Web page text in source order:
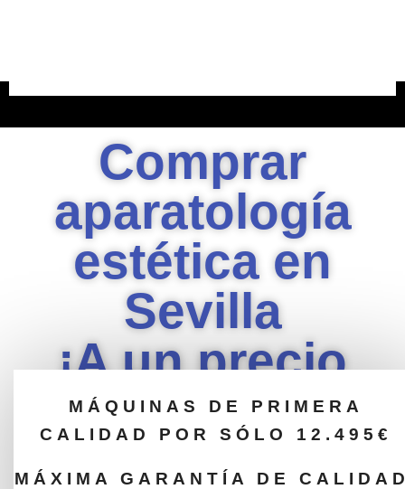
Comprar
aparatología
estética en
Sevilla
¡A un precio
imbatible!
MÁQUINAS DE PRIMERA
CALIDAD POR SÓLO 12.495€
MÁXIMA GARANTÍA DE